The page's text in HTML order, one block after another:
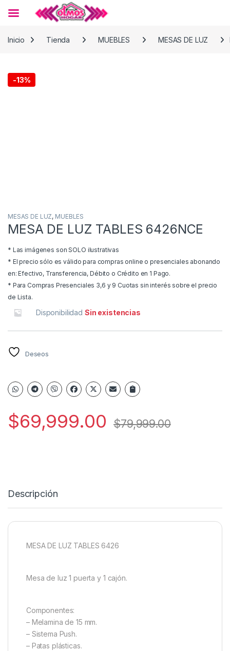
Inicio
Tienda MUEBLES MESAS DE LUZ
-13%
MESAS DE LUZ, MUEBLES
MESA DE LUZ TABLES 6426NCE
* Las imágenes son SOLO ilustrativas
* El precio sólo es válido para compras online o presenciales abonando
en: Efectivo, Transferencia, Débito o Crédito en 1 Pago.
* Para Compras Presenciales 3,6 y 9 Cuotas sin interés sobre el precio
de Lista.
Disponibilidad Sin existencias
Deseos
$69,999.00 $79,999.00
Descripción
MESA DE LUZ TABLES 6426
Mesa de luz 1 puerta y 1 cajón.
Componentes:
– Melamina de 15 mm.
– Sistema Push.
– Patas plásticas.